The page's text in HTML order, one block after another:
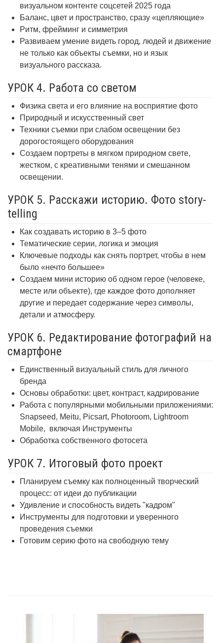
визуальном контенте соцсетей 2025 года
Баланс, цвет и пространство, сразу «цепляющие»
Ритм, фрейминг и симметрия
Развиваем умение видеть город, людей и движение
не только как объекты съемки, но и язык
визуального рассказа.
УРОК 4. Работа со светом
Физика света и его влияние на восприятие фото
Природный и искусственный свет
Техники съемки при слабом освещении без
дорогостоящего оборудования
Создаем портреты в мягком природном свете,
жестком, с креативными тенями и смешанном
освещении.
УРОК 5. Расскажи историю. Фото story-
telling
Как создавать историю в 3–5 фото
Тематические серии, логика и эмоция
Ключевые подходы как снять портрет, чтобы в нем
было «нечто большее»
Создаем мини историю об одном герое (человеке,
месте или объекте), где каждое фото дополняет
другие и передает содержание через символы,
детали и атмосферу.
УРОК 6. Редактирование фотографий на
смартфоне
Единственный визуальный стиль для личного
бренда
Основы обработки: цвет, контраст, кадрирование
Работа с популярными мобильными приложениями:
Snapseed, Meitu, Picsart, Photoroom, Lightroom
Mobile, включая Инструменты
Обработка собственного фотосета
УРОК 7. Итоговый фото проект
Планируем съемку как полноценный творческий
процесс: от идеи до публикации
Удивление и способность видеть "кадром"
Инструменты для подготовки и уверенного
проведения съемки
Готовим серию фото на свободную тему